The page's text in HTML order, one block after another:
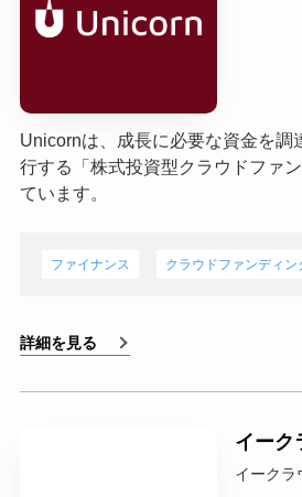
Unicornは、成長に必要な資金を調
行する「株式投資型クラウドファ
ています。
ファイナンス クラウドファンディン
詳細を見る
イーク
イークラ